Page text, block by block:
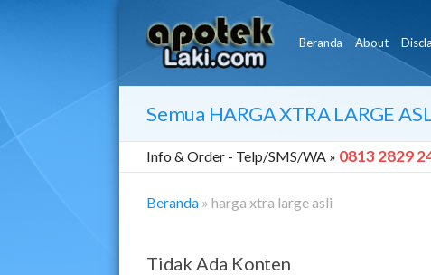
Beranda About
Semua HARGA XTRA LARGE
Info & Order - Telp/SMS/WA » 0813 2829
Beranda » harga xtra large asli
Tidak Ada Konten